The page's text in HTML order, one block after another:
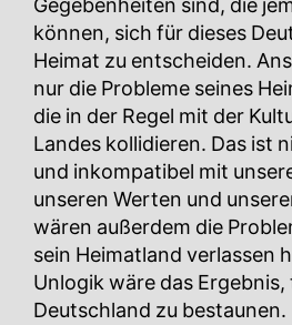
Gegebenheiten sind, die
können, sich für dieses
Heimat zu entscheiden.
nur die Probleme seines
die in der Regel mit der
Landes kollidieren. Das ist
und inkompatibel mit
unseren Werten und
wären außerdem die
sein Heimatland verlassen
Unlogik wäre das
Deutschland zu bestaunen.